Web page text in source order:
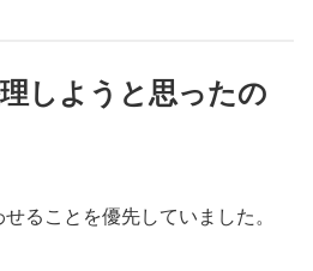
しようと思ったの
ることを優先していました。